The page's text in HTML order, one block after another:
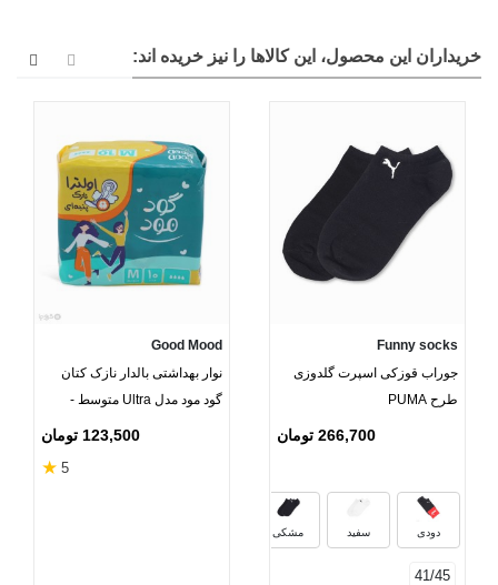
خریداران این محصول، این کالاها را نیز خریده اند:
Funny socks
جوراب قوزکی اسپرت گلدوزی
طرح PUMA
266,700 تومان
دودی سفید مشکی
41/45
Good Mood
نوار بهداشتی بالدار نازک کتان
گود مود مدل Ultra متوسط -
123,500 تومان
5
★